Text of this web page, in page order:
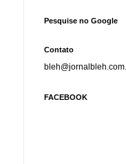
Pesquise no Google
Contato
FACEBOOK